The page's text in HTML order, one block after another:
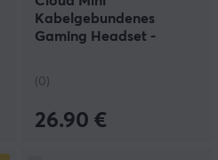
Kabelgebundenes
Gaming Headset -
(0)
26.90 €